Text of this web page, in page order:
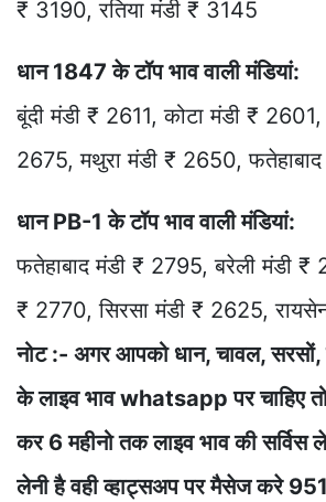
₹ 3190, रतिया मंडी ₹ 3145
धान 1847 के टॉप भाव वाली मंडियां:
बूंदी मंडी ₹ 2611, कोटा मंडी ₹ 2601,
2675, मथुरा मंडी ₹ 2650,
धान PB-1 के टॉप भाव वाली मंडियां:
फतेहाबाद मंडी ₹ 2795, बरेली मंडी ₹
₹ 2770, सिरसा मंडी ₹ 2625,
नोट :- अगर आपको धान, चावल, सरसों,
के लाइव भाव whatsapp पर चाहिए
कर 6 महीनो तक लाइव भाव की सर्विस
लेनी है वही व्हाट्सअप पर मैसेज करे